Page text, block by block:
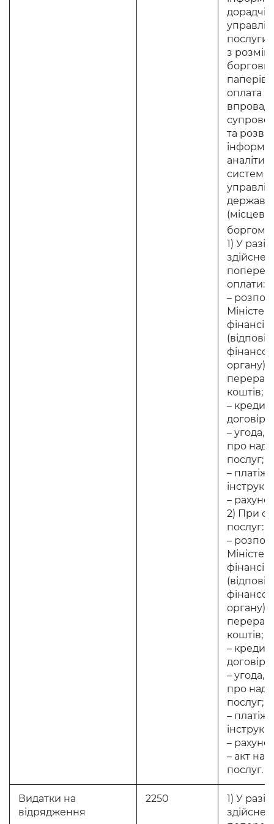
дорадчі,
послуги,
з
паперів
оплата
та
систем
боргом
1) У разі
оплати:
–
фінансів
органу)
коштів;
–
договір;
– угода,
про
послуг;
–
–
2) При
послуг:
–
фінансів
органу)
коштів;
–
договір;
– угода,
про
послуг;
–
–
– акт
послуг.
Видатки на
відрядження
2250
1) У разі